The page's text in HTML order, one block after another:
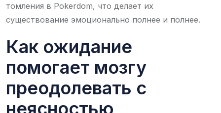
томления в Pokerdom, что делает их
существование эмоционально полнее и полнее.
Как ожидание
помогает мозгу
преодолевать с
неясностью